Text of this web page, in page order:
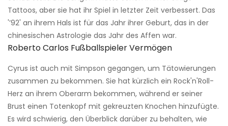
Tattoos, aber sie hat ihr Spiel in letzter Zeit verbessert. Das
'’92' an ihrem Hals ist für das Jahr ihrer Geburt, das in der
chinesischen Astrologie das Jahr des Affen war.
Roberto Carlos Fußballspieler Vermögen
Cyrus ist auch mit Simpson gegangen, um Tätowierungen
zusammen zu bekommen. Sie hat kürzlich ein Rock'n'Roll-
Herz an ihrem Oberarm bekommen, während er seiner
Brust einen Totenkopf mit gekreuzten Knochen hinzufügte.
Es wird schwierig, den Überblick darüber zu behalten, wie